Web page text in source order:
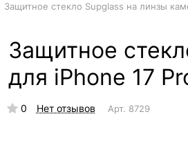
Защитное стекло Supglass на линзы
Защитное
для iPhone 17
0 Нет отзывов Арт. 8729